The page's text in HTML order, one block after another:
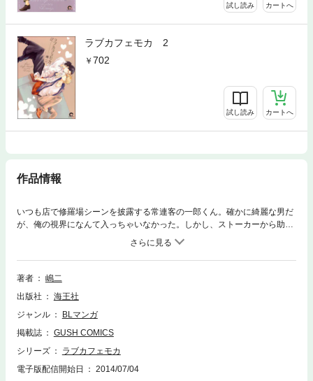
試し読み カートへ
ラブカフェモカ 2
702
試し読み カートへ
作品情報
いつも店で修羅場シーンを披露する常連客の一郎くん。確かに綺麗な男だ
が、俺の視界になんて入っちゃいなかった。しかし、ストーカーから助け
た夜、お礼のようにキスをされてから、なぜか気になる。ストーカー避け
に「うち来ます？」なんて、勝手に俺の口が言ったもんだから、ホントに
同居することになってしまい――。隠れドSギャルソンと魔性の常連客の
ビタースイートな恋。
著者
嶋二
出版社
海王社
ジャンル
BLマンガ
掲載誌
GUSH COMICS
シリーズ
ラブカフェモカ
電子版配信開始日
2014/07/04